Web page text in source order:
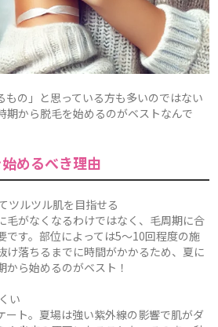
もの」と思っている方も多いのではない
期から脱毛を始めるのがベストなんで
めるべき理由
ツルツル肌を目指せる
毛がなくなるわけではなく、毛周期に合
です。部位によっては5～10回程度の施
け落ちるまでに時間がかかるため、夏に
ら始めるのがベスト！
い
ート。夏場は強い紫外線の影響で肌がダ